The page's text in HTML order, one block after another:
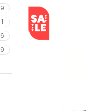
9
1
6
9